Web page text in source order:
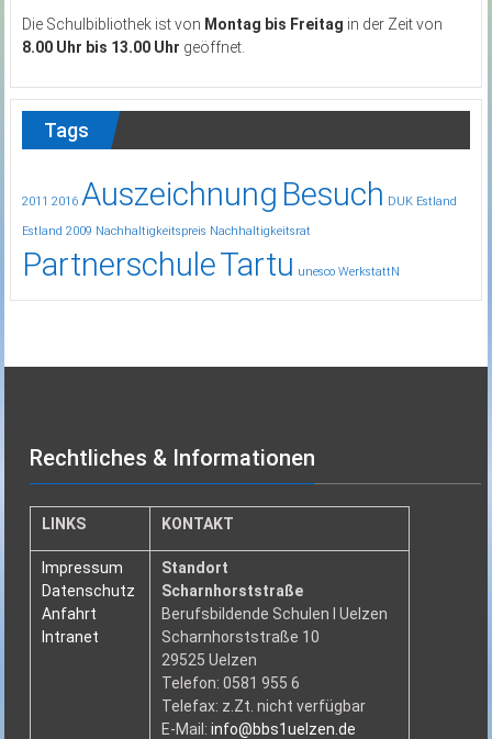
Die Schulbibliothek ist von Montag bis Freitag in der Zeit von
8.00 Uhr bis 13.00 Uhr geöffnet.
Tags
2011 2016 Auszeichnung Besuch DUK Estland
Estland 2009 Nachhaltigkeitspreis Nachhaltigkeitsrat
PartnerschuleTartu unesco WerkstattN
Rechtliches & Informationen
LINKS KONTAKT
Impressum
Datenschutz
Anfahrt
Intranet
Standort
Scharnhorststraße
Berufsbildende Schulen I Uelzen
Scharnhorststraße 10
29525 Uelzen
Telefon: 0581 955 6
Telefax: z.Zt. nicht verfügbar
E-Mail:info@bbs1uelzen.de